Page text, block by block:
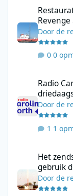
Doorde
0
Radio
Doorde
1
Het
gebruik
Doorde